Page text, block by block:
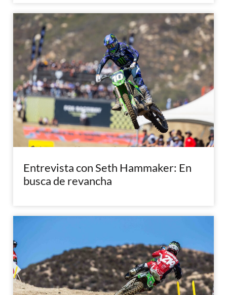
Entrevista con Seth Hammaker: En
busca de revancha